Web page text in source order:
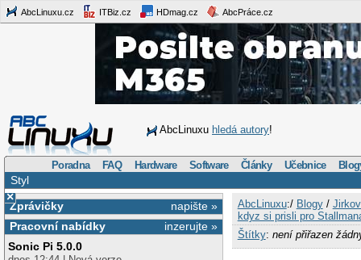
AbcLinuxu.cz ITBiz.cz HDmag.cz AbcPráce.cz
AbcLinuxu hledá autory!
Poradna FAQ Hardware Software Články Učebnice
Styl
×
napište »
Zprávičky
inzerujte »
Pracovní nabídky
Sonic Pi 5.0.0
AbcLinuxu:/ Blogy/
kdyz si prisli pro
Štítky: není přiřazen